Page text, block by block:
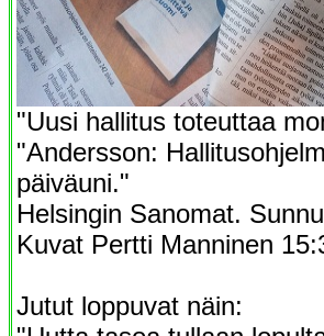
"Uusi hallitus toteuttaa
"Andersson:
päiväuni."
Helsingin Sanomat.
Kuvat Pertti Manninen
Jutut loppuvat näin: